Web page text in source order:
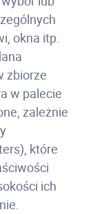
okna itp.
zbiorze
w palecie
zależnie
które
ich